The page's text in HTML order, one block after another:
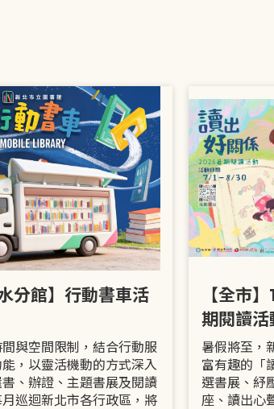
分館】行動書車活
與空間限制，結合行動服
，以靈活機動的方式深入
、辦證、主題書展及閱讀
巡迴新北市各行政區，將
【全市
期閱讀活
暑假將至，
富有趣的「
選書展、紓
座、讀出心